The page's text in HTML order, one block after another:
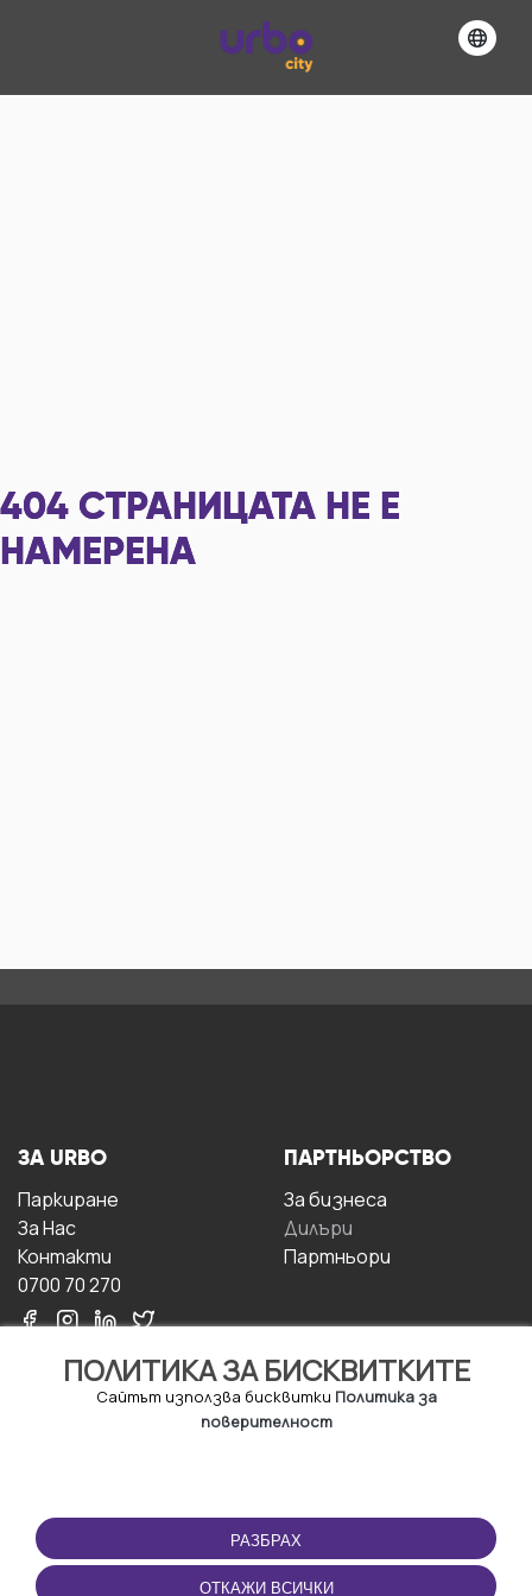
404 СТРАНИЦАТА НЕ Е
НАМЕРЕНА
ПОЛИТИКА ЗА БИСКВИТКИТЕ
Сайтът използва бисквитки Политика за
поверителност
РАЗБРАХ
ОТКАЖИ ВСИЧКИ
ЗА URBO
Паркиране
За Hас
Контакти
0700 70 270
ПАРТНЬОРСТВО
За бизнесa
Дилъри
Партньори
ПОЛЗВАНЕ
Правила и условия за
ползване
ПРИЛОЖЕНИЕТО